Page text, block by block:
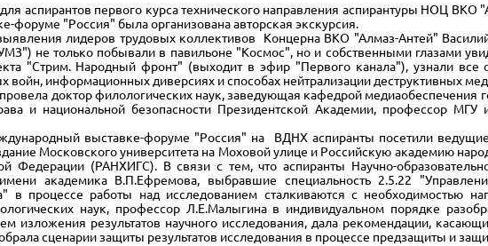
аспирантов первого курса технического направления аспирантуры НОЦ
форуме "Россия" была организована авторская экскурсия.
лидеров трудовых коллективов Концерна ВКО "Алмаз-Антей"
не только побывали в павильоне "Космос", но и собственными глазами
"Стрим. Народный фронт" (выходит в эфир "Первого канала"), узнали все
войн, информационных диверсиях и способах нейтрализации деструктивных
доктор филологических наук, заведующая кафедрой медиаобеспечения
и национальной безопасности Президентской Академии, профессор
выставке-форуме "Россия" на ВДНХ аспиранты посетили
Московского университета на Моховой улице и Российскую академию
Федерации (РАНХИГС). В связи с тем, что аспиранты Научно-
академика В.П.Ефремова, выбравшие специальность 2.5.22
в процессе работы над исследованием сталкиваются с необходимостью
наук, профессор Л.Е.Малыгина в индивидуальном порядке
изложения результатов научного исследования, дала рекомендации,
сценарии защиты результатов исследования в процессе предзащиты и